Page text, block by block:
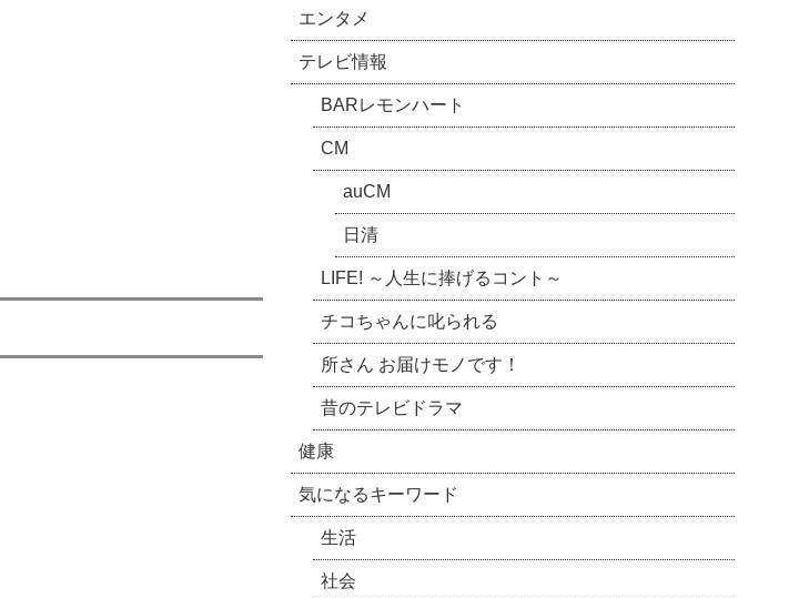
エンタメ
テレビ情報
BARレモンハート
CM
auCM
日清
LIFE! ～人生に捧げるコント～
チコちゃんに叱られる
所さん お届けモノです！
昔のテレビドラマ
健康
気になるキーワード
生活
社会